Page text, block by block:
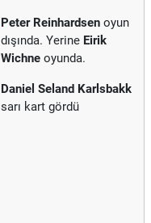
Peter Reinhardsen oyun
dışında. Yerine Eirik
Wichne oyunda.
Daniel Seland Karlsbakk
sarı kart gördü